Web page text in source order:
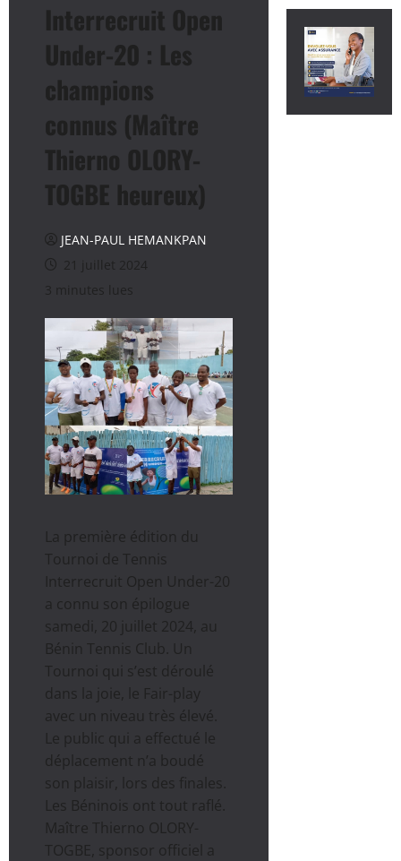
Interrecruit Open
Under-20 : Les
champions
connus (Maître
Thierno OLORY-
TOGBE heureux)
JEAN-PAUL HEMANKPAN
21 juillet 2024
3 minutes lues
La première édition du
Tournoi de Tennis
Interrecruit Open Under-20
a connu son épilogue
samedi, 20 juillet 2024, au
Bénin Tennis Club. Un
Tournoi qui s’est déroulé
dans la joie, le Fair-play
avec un niveau très élevé.
Le public qui a effectué le
déplacement n’a boudé
son plaisir, lors des finales.
Les Béninois ont tout raflé.
Maître Thierno OLORY-
TOGBE, sponsor officiel a